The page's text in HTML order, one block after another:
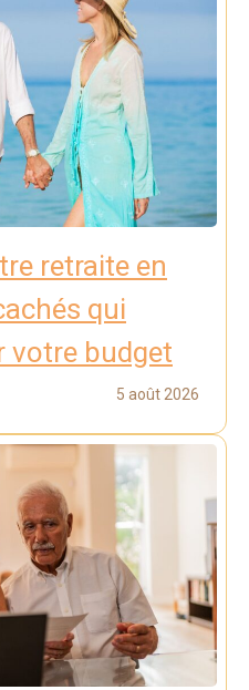
retraite en
qui
votre budget
5 août 2026